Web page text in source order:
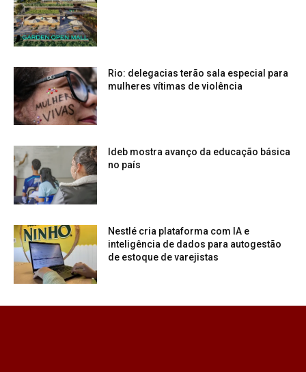
Rio: delegacias terão sala especial para
mulheres vítimas de violência
Ideb mostra avanço da educação básica
no país
Nestlé cria plataforma com IA e
inteligência de dados para autogestão
de estoque de varejistas